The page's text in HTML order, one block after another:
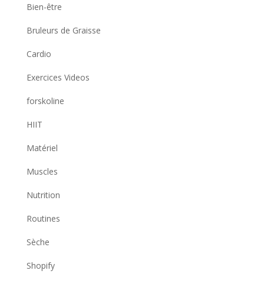
Bien-être
Bruleurs de Graisse
Cardio
Exercices Videos
forskoline
HIIT
Matériel
Muscles
Nutrition
Routines
Sèche
Shopify